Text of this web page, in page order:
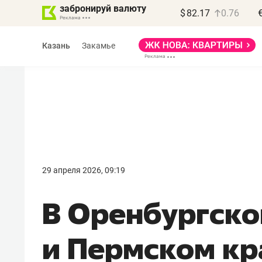
забронируй валюту $ 82.17 0.76
Казань Закамье
29 апреля 2026, 09:19
В
и Пермском
правил, бизнес может
потерять минимум